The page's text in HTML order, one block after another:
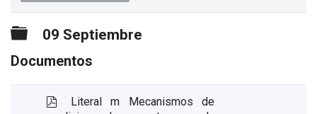
Carpeta
09 Septiembre
Documentos
pLiteral m Mecanismos de